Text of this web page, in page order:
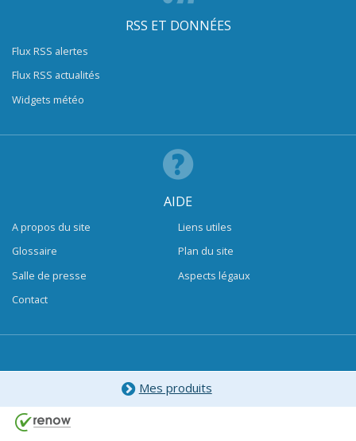
RSS ET DONNÉES
Flux RSS alertes
Flux RSS actualités
Widgets météo
AIDE
A propos du site
Glossaire
Salle de presse
Contact
Liens utiles
Plan du site
Aspects légaux
Mes produits